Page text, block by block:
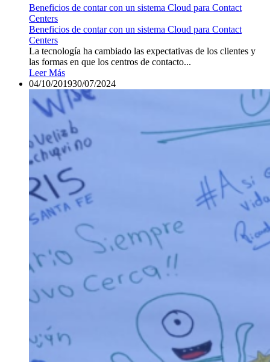
Beneficios de contar con un sistema Cloud para Contact
Centers
Beneficios de contar con un sistema Cloud para Contact
Centers
La tecnología ha cambiado las expectativas de los clientes y
las formas en que los centros de contacto...
Leer Más
04/10/201930/07/2024